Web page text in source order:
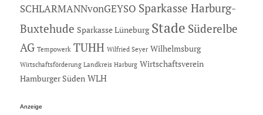
SCHLARMANNvonGEYSO Sparkasse Harburg-
Buxtehude Sparkasse Lüneburg Stade Süderelbe
AG Tempowerk TUHH Wilfried Seyer Wilhelmsburg
Wirtschaftsförderung Landkreis Harburg Wirtschaftsverein
Hamburger Süden WLH
Anzeige